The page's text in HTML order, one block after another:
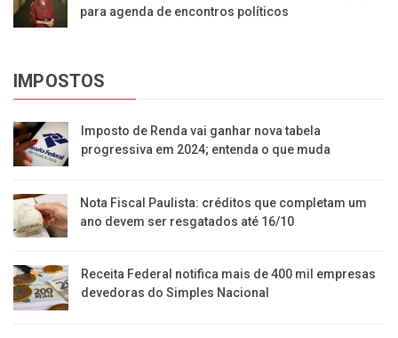
para agenda de encontros políticos
IMPOSTOS
Imposto de Renda vai ganhar nova tabela
progressiva em 2024; entenda o que muda
Nota Fiscal Paulista: créditos que completam um
ano devem ser resgatados até 16/10
Receita Federal notifica mais de 400 mil empresas
devedoras do Simples Nacional